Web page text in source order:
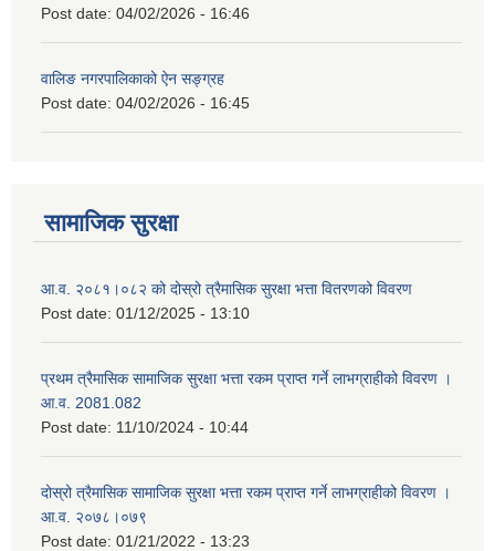
Post date: 04/02/2026 - 16:46
वालिङ नगरपालिकाको ऐन सङ्ग्रह
Post date: 04/02/2026 - 16:45
सामाजिक सुरक्षा
आ.व. २०८१।०८२ को दोस्रो त्रैमासिक सुरक्षा भत्ता वितरणको विवरण
Post date: 01/12/2025 - 13:10
प्रथम त्रैमासिक सामाजिक सुरक्षा भत्ता रकम प्राप्त गर्ने लाभग्राहीको विवरण ।
आ.व. 2081.082
Post date: 11/10/2024 - 10:44
दोस्रो त्रैमासिक सामाजिक सुरक्षा भत्ता रकम प्राप्त गर्ने लाभग्राहीको विवरण ।
आ.व. २०७८।०७९
Post date: 01/21/2022 - 13:23